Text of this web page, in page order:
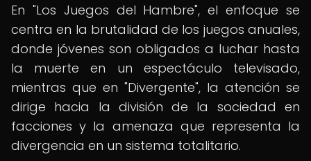
En "Los Juegos del Hambre", el enfoque se
centra en la brutalidad de los juegos anuales,
donde jóvenes son obligados a luchar hasta
la muerte en un espectáculo televisado,
mientras que en "Divergente", la atención se
dirige hacia la división de la sociedad en
facciones y la amenaza que representa la
divergencia en un sistema totalitario.